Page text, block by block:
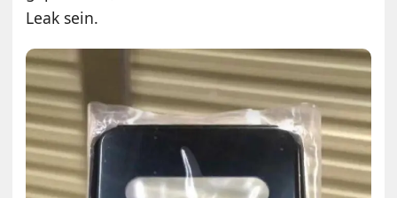
Leak sein.